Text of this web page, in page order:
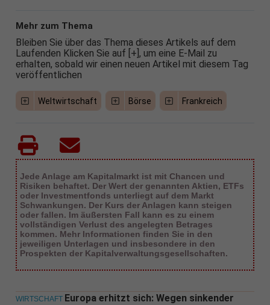
Mehr zum Thema
Bleiben Sie über das Thema dieses Artikels auf dem
Laufenden Klicken Sie auf [+], um eine E-Mail zu
erhalten, sobald wir einen neuen Artikel mit diesem Tag
veröffentlichen
Weltwirtschaft Börse Frankreich
Jede Anlage am Kapitalmarkt ist mit Chancen und
Risiken behaftet. Der Wert der genannten Aktien, ETFs
oder Investmentfonds unterliegt auf dem Markt
Schwankungen. Der Kurs der Anlagen kann steigen
oder fallen. Im äußersten Fall kann es zu einem
vollständigen Verlust des angelegten Betrages
kommen. Mehr Informationen finden Sie in den
jeweiligen Unterlagen und insbesondere in den
Prospekten der Kapitalverwaltungsgesellschaften.
WIRTSCHAFT Europa erhitzt sich: Wegen sinkender